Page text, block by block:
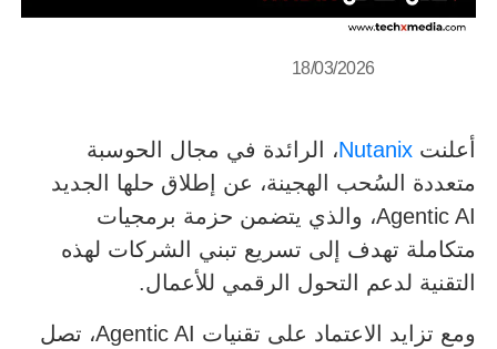
18/03/2026
أعلنتNutanix، الرائدة في مجال الحوسبة
متعددة السُحب الهجينة، عن إطلاق حلها الجديد
Agentic AI، والذي يتضمن حزمة برمجيات
متكاملة تهدف إلى تسريع تبني الشركات لهذه
التقنية لدعم التحول الرقمي للأعمال.
ومع تزايد الاعتماد على تقنيات Agentic AI، تصل